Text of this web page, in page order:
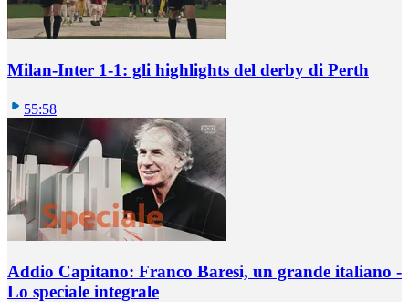
Milan-Inter 1-1: gli highlights del derby di Perth
55:58
Addio Capitano: Franco Baresi, un grande italiano -
Lo speciale integrale